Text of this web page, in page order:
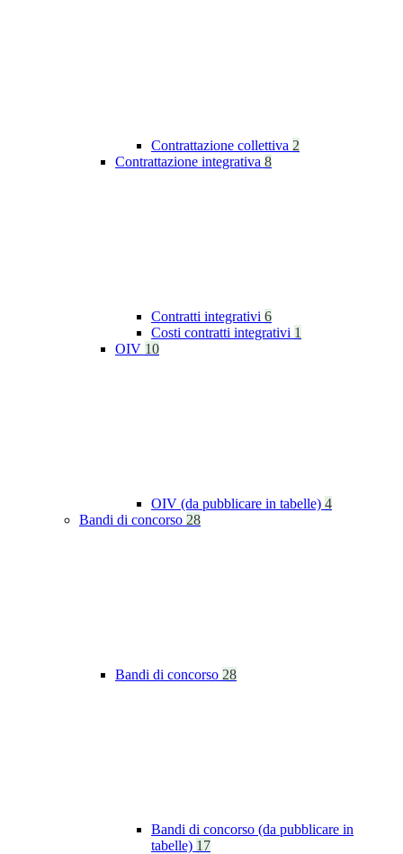
Contrattazione collettiva 2
Contrattazione integrativa 8
Contratti integrativi 6
Costi contratti integrativi 1
OIV 10
OIV (da pubblicare in tabelle) 4
Bandi di concorso 28
Bandi di concorso 28
Bandi di concorso (da pubblicare in
tabelle) 17